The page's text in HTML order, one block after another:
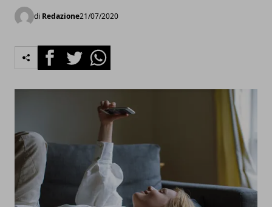
di Redazione21/07/2020
FacebookTwitterWhatsapp